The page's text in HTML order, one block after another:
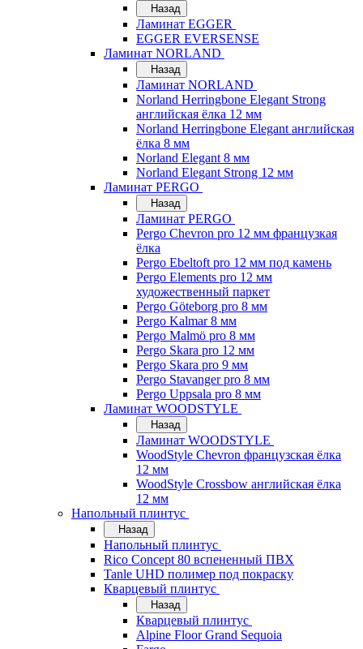
Назад
Ламинат EGGER
EGGER EVERSENSE
Ламинат NORLAND
Назад
Ламинат NORLAND
Norland Herringbone Elegant Strong
английская ёлка 12 мм
Norland Herringbone Elegant английская
ёлка 8 мм
Norland Elegant 8 мм
Norland Elegant Strong 12 мм
Ламинат PERGO
Назад
Ламинат PERGO
Pergo Chevron pro 12 мм французкая
ёлка
Pergo Ebeltoft pro 12 мм под камень
Pergo Elements pro 12 мм
художественный паркет
Pergo Göteborg pro 8 мм
Pergo Kalmar 8 мм
Pergo Malmö pro 8 мм
Pergo Skara pro 12 мм
Pergo Skara pro 9 мм
Pergo Stavanger pro 8 мм
Pergo Uppsala pro 8 мм
Ламинат WOODSTYLE
Назад
Ламинат WOODSTYLE
WoodStyle Chevron французская ёлка
12 мм
WoodStyle Crossbow английская ёлка
12 мм
Напольный плинтус
Назад
Напольный плинтус
Rico Concept 80 вспененный ПВХ
Tanle UHD полимер под покраску
Кварцевый плинтус
Назад
Кварцевый плинтус
Alpine Floor Grand Sequoia